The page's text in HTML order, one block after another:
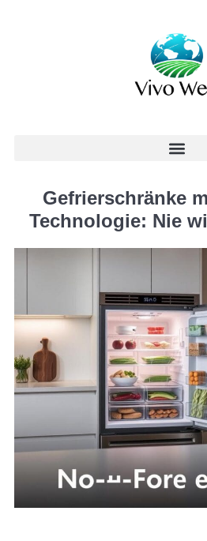
Gefrierschränke
Technologie: Nie